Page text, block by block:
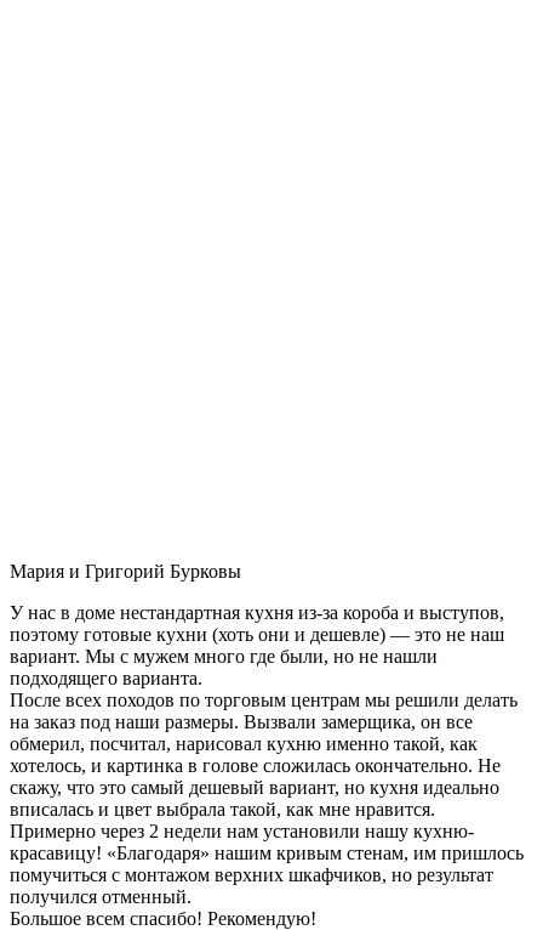
Мария и Григорий Бурковы
У нас в доме нестандартная кухня из-за короба и выступов,
поэтому готовые кухни (хоть они и дешевле) — это не наш
вариант. Мы с мужем много где были, но не нашли
подходящего варианта.
После всех походов по торговым центрам мы решили делать
на заказ под наши размеры. Вызвали замерщика, он все
обмерил, посчитал, нарисовал кухню именно такой, как
хотелось, и картинка в голове сложилась окончательно. Не
скажу, что это самый дешевый вариант, но кухня идеально
вписалась и цвет выбрала такой, как мне нравится.
Примерно через 2 недели нам установили нашу кухню-
красавицу! «Благодаря» нашим кривым стенам, им пришлось
помучиться с монтажом верхних шкафчиков, но результат
получился отменный.
Большое всем спасибо! Рекомендую!